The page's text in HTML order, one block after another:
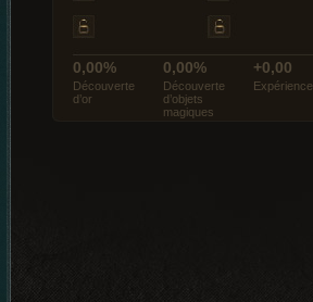
0,00%
Découverte
d’or
0,00%
Découverte
d’objets
magiques
+0,00
Expérience